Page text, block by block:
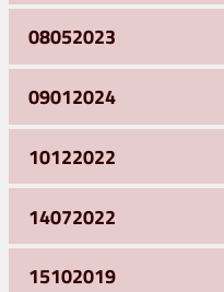
08052023
09012024
10122022
14072022
15102019